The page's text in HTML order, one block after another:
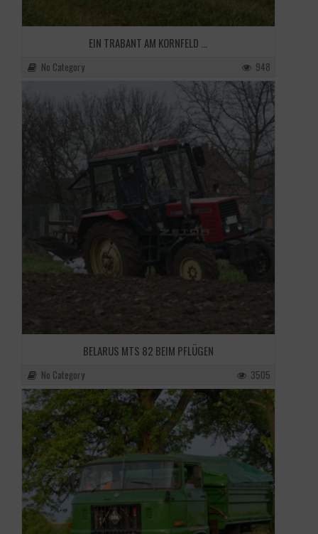
EIN TRABANT AM KORNFELD ...
No Category 948
BELARUS MTS 82 BEIM PFLÜGEN
No Category 3505